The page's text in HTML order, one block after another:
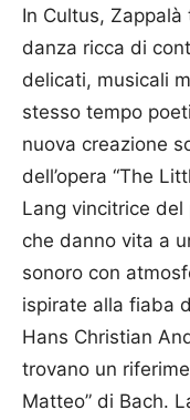
In Cultus,
danza ricca di
delicati, musicali
stesso tempo
nuova creazione
dell’opera “The
Lang vincitrice del
che danno vita a
sonoro con
ispirate alla fiaba
Hans Christian
trovano un
Matteo” di Bach.